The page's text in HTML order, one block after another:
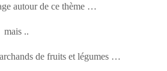
autour de ce thème …
mais ..
de fruits et légumes …